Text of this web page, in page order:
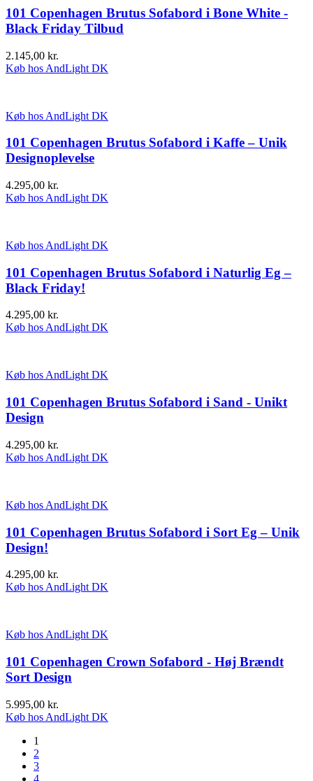
101 Copenhagen Brutus Sofabord i Bone White -
Black Friday Tilbud
2.145,00 kr.
Køb hos AndLight DK
Køb hos AndLight DK
101 Copenhagen Brutus Sofabord i Kaffe – Unik
Designoplevelse
4.295,00 kr.
Køb hos AndLight DK
Køb hos AndLight DK
101 Copenhagen Brutus Sofabord i Naturlig Eg –
Black Friday!
4.295,00 kr.
Køb hos AndLight DK
Køb hos AndLight DK
101 Copenhagen Brutus Sofabord i Sand - Unikt
Design
4.295,00 kr.
Køb hos AndLight DK
Køb hos AndLight DK
101 Copenhagen Brutus Sofabord i Sort Eg – Unik
Design!
4.295,00 kr.
Køb hos AndLight DK
Køb hos AndLight DK
101 Copenhagen Crown Sofabord - Høj Brændt
Sort Design
5.995,00 kr.
Køb hos AndLight DK
1
2
3
4